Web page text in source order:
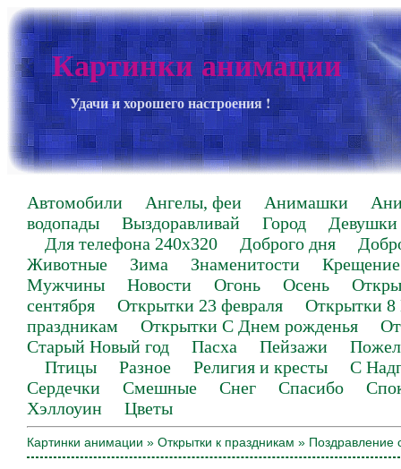
Картинки анимации
Удачи и хорошего настроения !
Автомобили Ангелы, феи Анимашки
водопады
Выздоравливай Город
Девушки
Для телефона 240х320
Доброго дня
Животные
Зима Знаменитости
Крещение
Мужчины
Новости Огонь Осень
сентября
Открытки 23 февраля
Открытки 8
праздникам
Открытки С Днем рожденья
Старый Новый год
Пасха Пейзажи
Птицы
Разное Религия и кресты
С
Сердечки
Смешные Снег Спасибо
Хэллоуин
Цветы
Картинки анимации » Открытки к праздникам » Поздравление